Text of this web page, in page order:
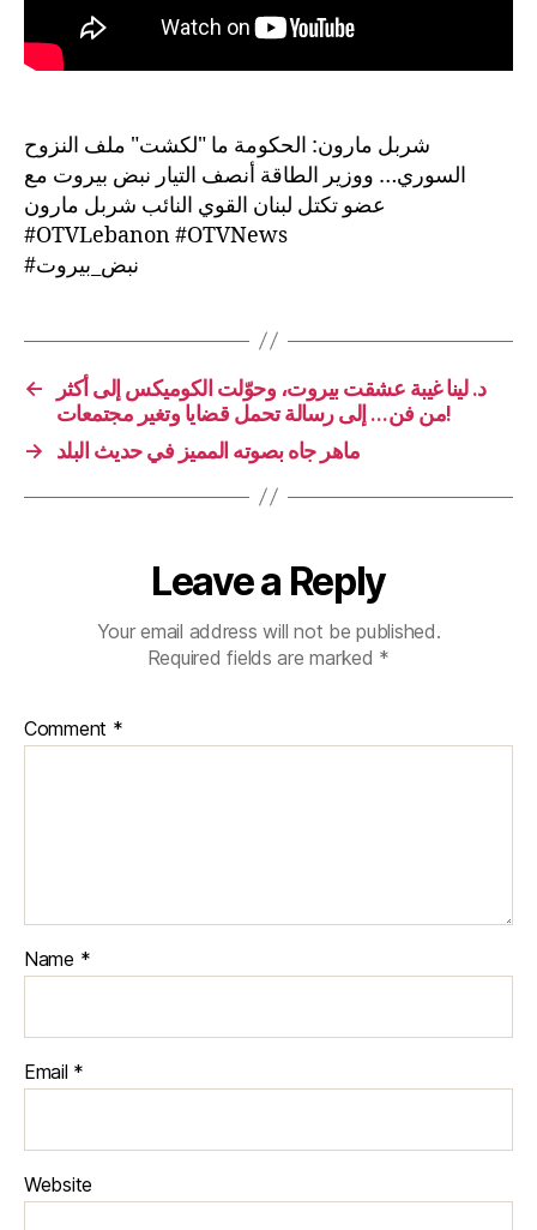
شربل مارون: الحكومة ما "لكشت" ملف النزوح
السوري… ووزير الطاقة أنصف التيار نبض بيروت مع
عضو تكتل لبنان القوي النائب شربل مارون
#OTVLebanon #OTVNews
#نبض_بيروت
←
د. لينا غيبة عشقت بيروت، وحوّلت الكوميكس إلى أكثر
من فن… إلى رسالة تحمل قضايا وتغير مجتمعات!
→
ماهر جاه بصوته المميز في حديث البلد
Leave a Reply
Your email address will not be published.
Required fields are marked *
Comment *
Name *
Email *
Website